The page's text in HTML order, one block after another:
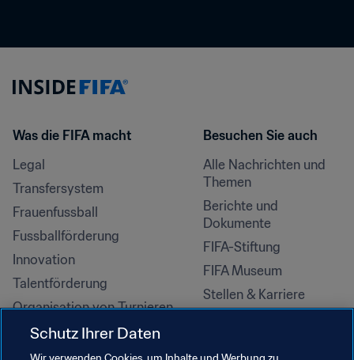
Was die FIFA macht
Legal
Transfersystem
Frauenfussball
Fussballförderung
Innovation
Talentförderung
Organisation von Turnieren
Nachhaltigkeit
Menschenrechte und
Besuchen Sie auch
Alle Nachrichten und
Themen
Berichte und
Dokumente
FIFA-Stiftung
FIFA Museum
Stellen & Karriere
Schutz Ihrer Daten